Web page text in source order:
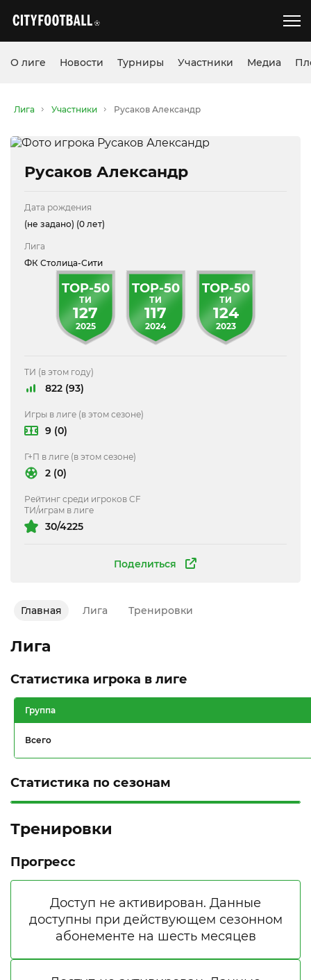
О лиге Новости Турниры Участники Медиа
Лига Участники Русаков Александр
Русаков Александр
Поделиться
Дата рождения
(не задано) (0 лет)
Лига
ФК Столица-Сити
TOP-50
ТИ
127
2025
TOP-50
ТИ
117
2024
TOP-50
ТИ
124
2023
ТИ (в этом году)
822 (93)
Игры в лиге (в этом сезоне)
9 (0)
Г+П в лиге (в этом сезоне)
2 (0)
Рейтинг среди игроков CF
ТИ/играм в лиге
30/4225
Главная Лига Тренировки
Лига
Статистика игрока в лиге
Группа
Всего
Статистика по сезонам
Тренировки
Прогресс